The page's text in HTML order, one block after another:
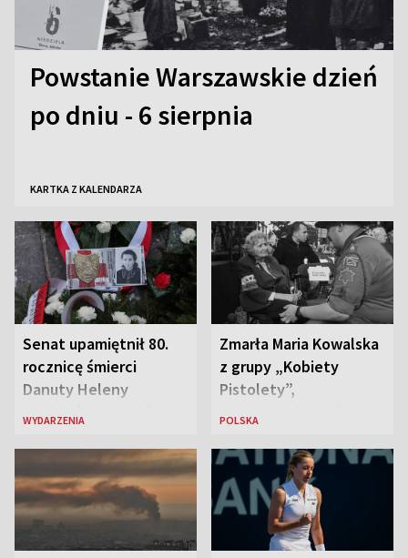
Powstanie Warszawskie dzień
po dniu - 6 sierpnia
KARTKA Z KALENDARZA
Senat upamiętnił 80.
rocznicę śmierci
Danuty Heleny
WYDARZENIA
Zmarła Maria Kowalska
z grupy „Kobiety
Pistolety”,
POLSKA